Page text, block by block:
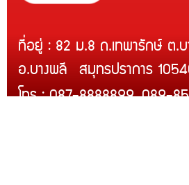
ที่อยู่ : 82 ม.8 ถ.เทพารักษ์ ต.
อ.บางพลี สมุทรปราการ
โทร : 087-8888899, 089-